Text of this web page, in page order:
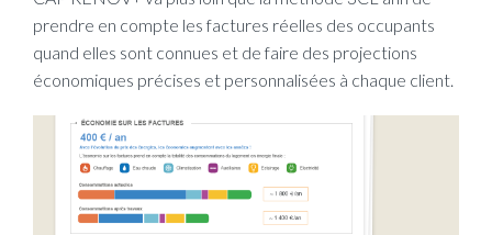
prendre en compte les factures réelles des occupants
quand elles sont connues et de faire des projections
économiques précises et personnalisées à chaque client.